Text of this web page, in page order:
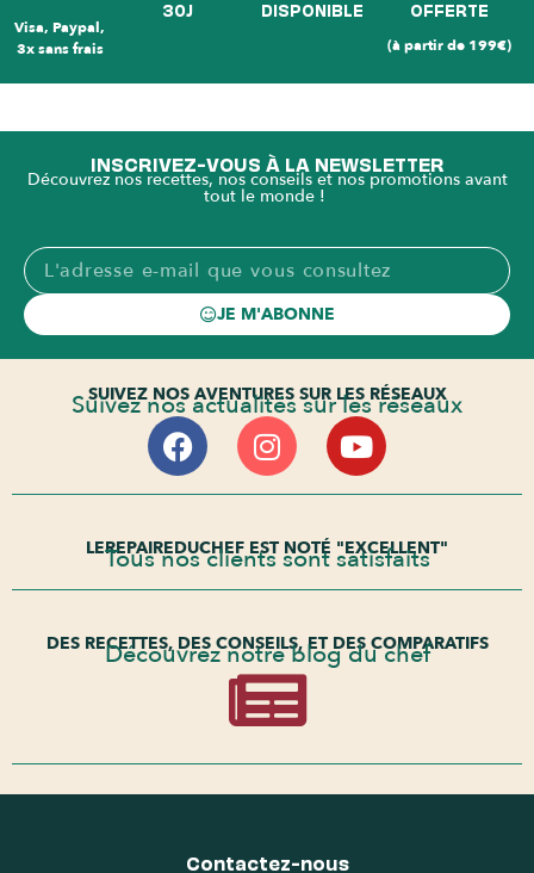
Visa, Paypal,
3x sans frais
30J DISPONIBLE OFFERTE
(à partir de 199€)
INSCRIVEZ-VOUS À LA NEWSLETTER
Découvrez nos recettes, nos conseils et nos promotions avant
tout le monde !
JE M'ABONNE
SUIVEZ NOS AVENTURES SUR LES RÉSEAUX
Suivez nos actualités sur les réseaux
LEREPAIREDUCHEF EST NOTÉ "EXCELLENT"
Tous nos clients sont satisfaits
DES RECETTES, DES CONSEILS, ET DES COMPARATIFS
Découvrez notre blog du chef
Contactez-nous